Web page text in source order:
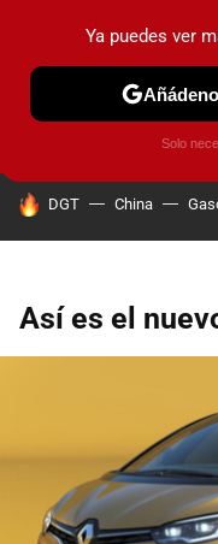
PRUEBAS COCHES
HOY SE HABLA DE
DGT China
Así es el
Ya puedes ver
Solo